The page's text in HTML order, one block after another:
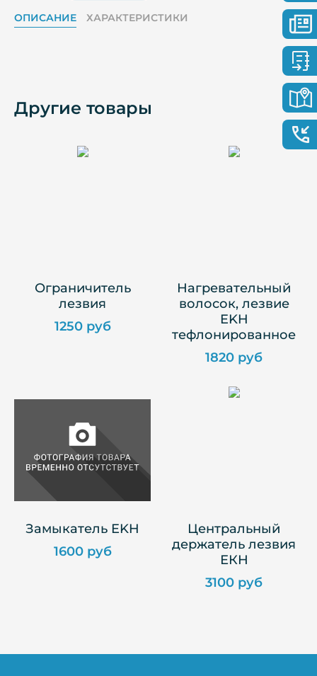
ОПИСАНИЕ ХАРАКТЕРИСТИКИ
Другие товары
Ограничитель
лезвия
1250 руб
Нагревательный
волосок, лезвие
EKH
тефлонированное
1820 руб
Замыкатель EKH
1600 руб
Центральный
держатель лезвия
ЕКН
3100 руб